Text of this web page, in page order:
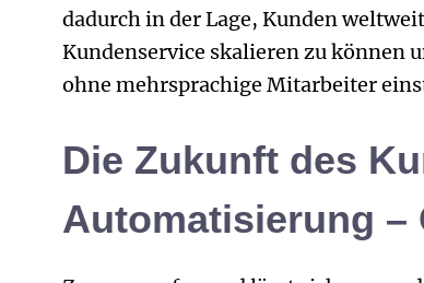
dadurch in der Lage, Kunden
Kundenservice skalieren zu können
ohne mehrsprachige Mitarbeiter
Die Zukunft des
Automatisierung –